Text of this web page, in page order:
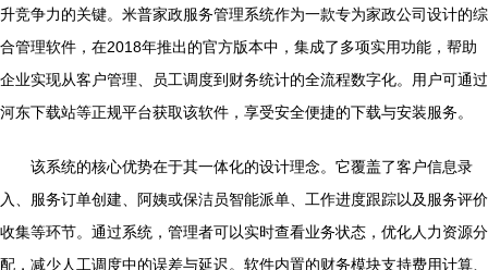
升竞争力的关键。米普家政服务管理系统作为一款专为家政公司设计的综
合管理软件，在2018年推出的官方版本中，集成了多项实用功能，帮助
企业实现从客户管理、员工调度到财务统计的全流程数字化。用户可通过
河东下载站等正规平台获取该软件，享受安全便捷的下载与安装服务。
该系统的核心优势在于其一体化的设计理念。它覆盖了客户信息录
入、服务订单创建、阿姨或保洁员智能派单、工作进度跟踪以及服务评价
收集等环节。通过系统，管理者可以实时查看业务状态，优化人力资源分
配，减少人工调度中的误差与延迟。软件内置的财务模块支持费用计算、